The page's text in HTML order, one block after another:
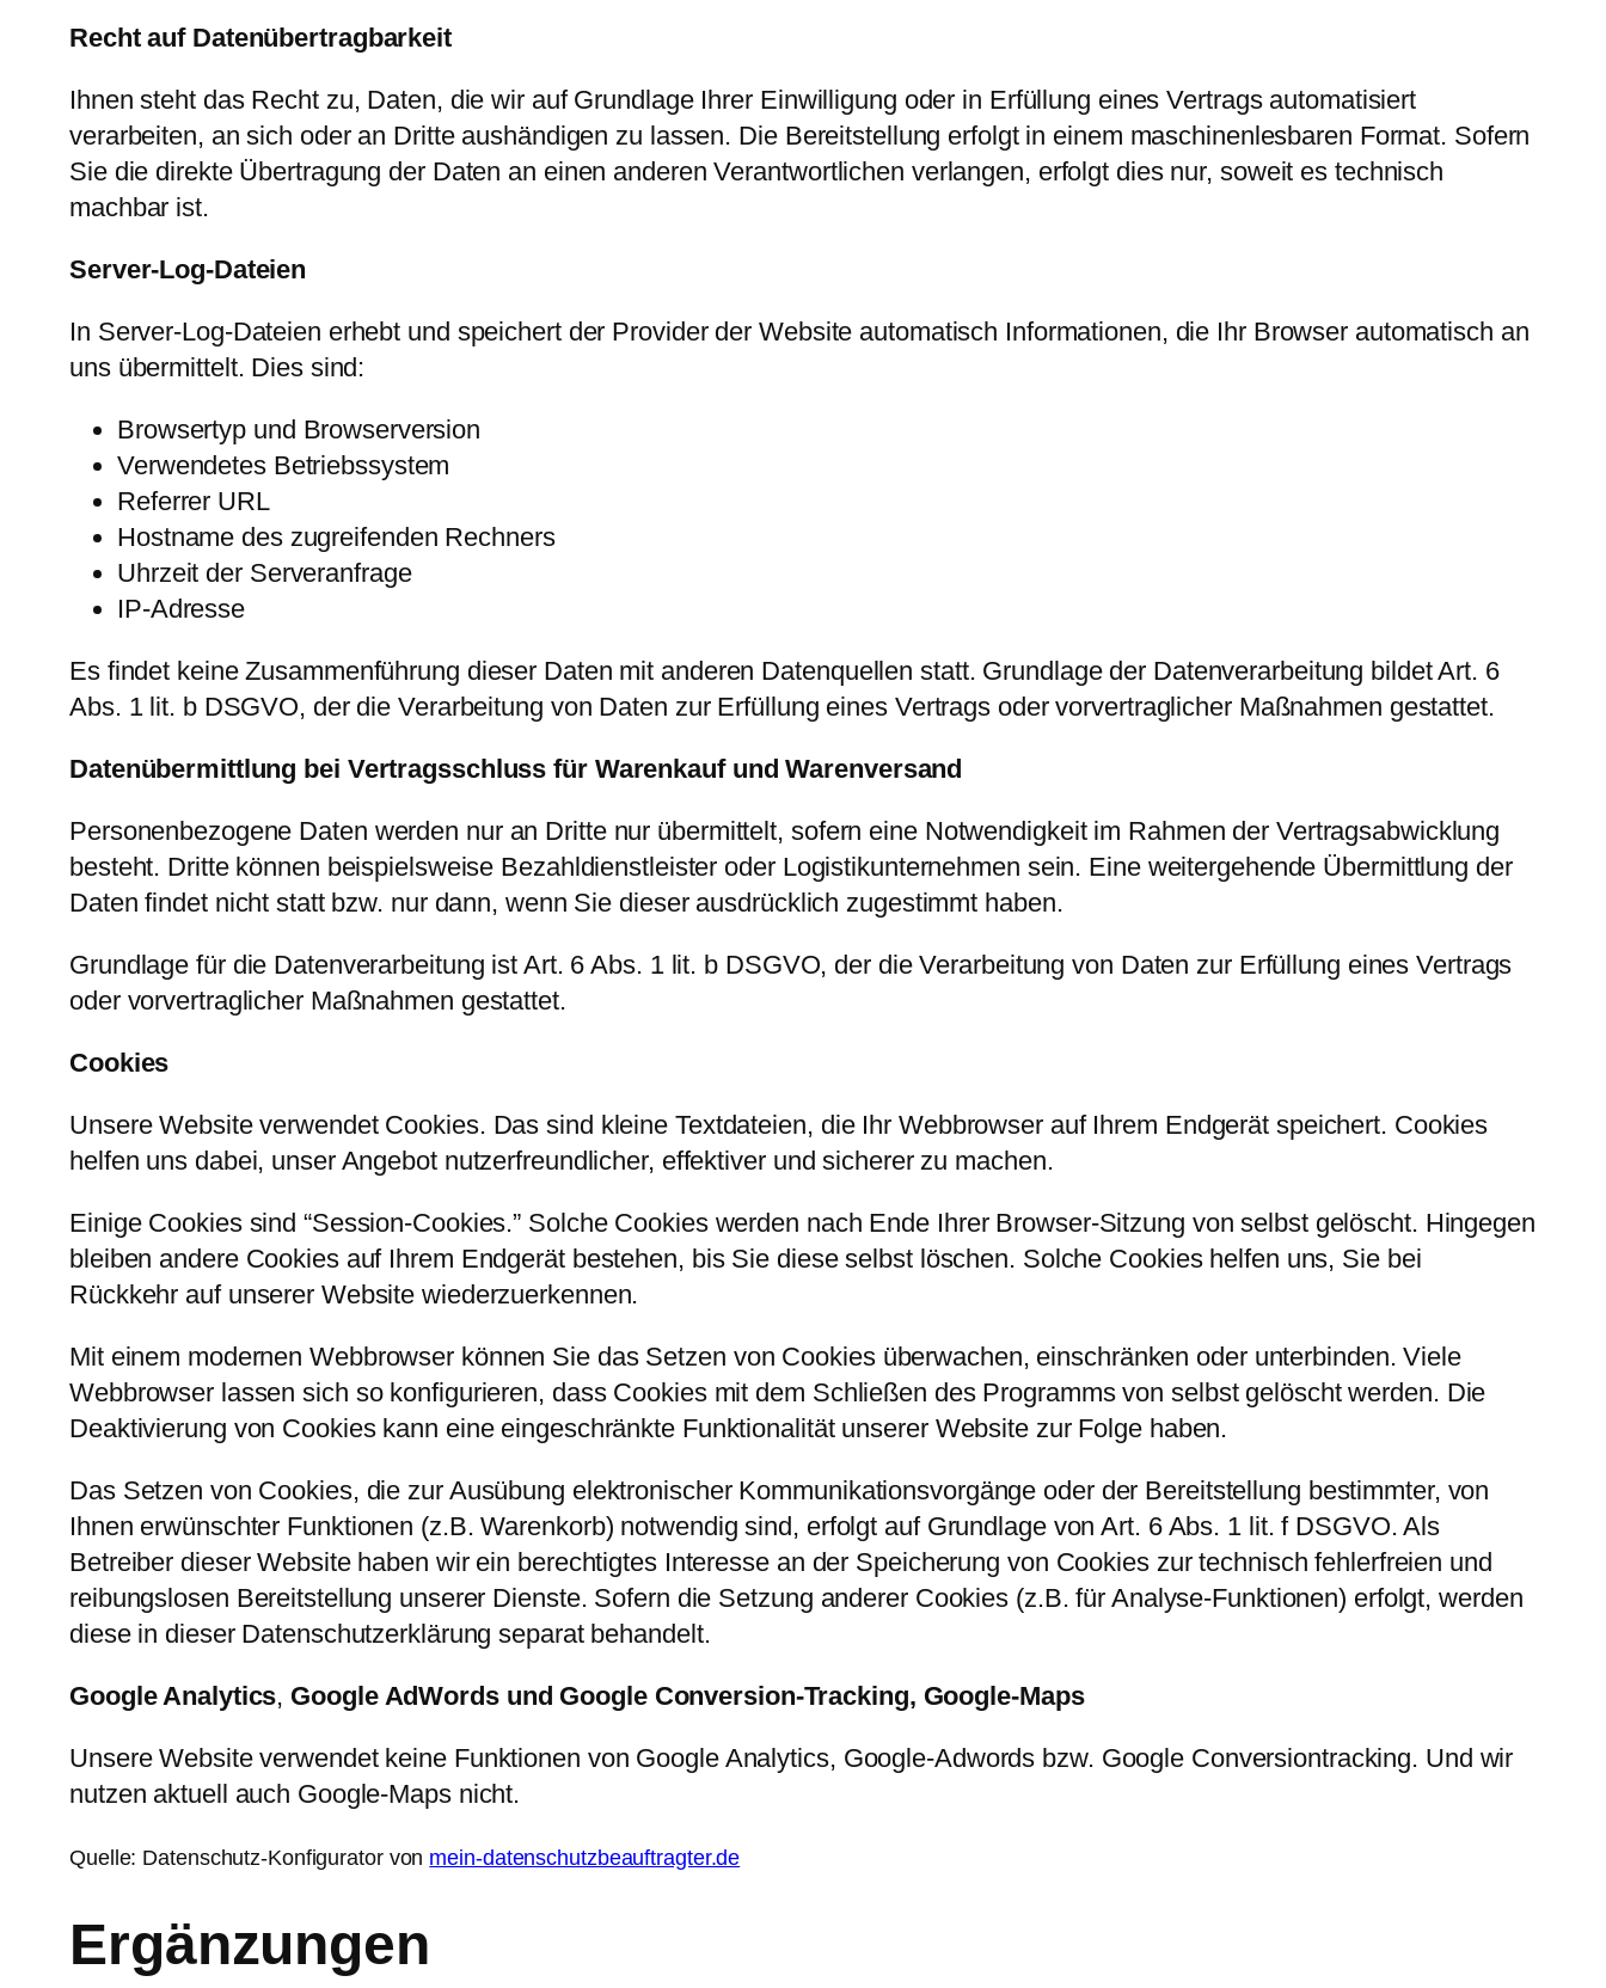
Recht auf Datenübertragbarkeit
Ihnen steht das Recht zu, Daten, die wir auf Grundlage Ihrer Einwilligung oder in Erfüllung eines Vertrags automatisiert
verarbeiten, an sich oder an Dritte aushändigen zu lassen. Die Bereitstellung erfolgt in einem maschinenlesbaren Format. Sofern
Sie die direkte Übertragung der Daten an einen anderen Verantwortlichen verlangen, erfolgt dies nur, soweit es technisch
machbar ist.
Server-Log-Dateien
In Server-Log-Dateien erhebt und speichert der Provider der Website automatisch Informationen, die Ihr Browser automatisch an
uns übermittelt. Dies sind:
Browsertyp und Browserversion
Verwendetes Betriebssystem
Referrer URL
Hostname des zugreifenden Rechners
Uhrzeit der Serveranfrage
IP-Adresse
Es findet keine Zusammenführung dieser Daten mit anderen Datenquellen statt. Grundlage der Datenverarbeitung bildet Art. 6
Abs. 1 lit. b DSGVO, der die Verarbeitung von Daten zur Erfüllung eines Vertrags oder vorvertraglicher Maßnahmen gestattet.
Datenübermittlung bei Vertragsschluss für Warenkauf und Warenversand
Personenbezogene Daten werden nur an Dritte nur übermittelt, sofern eine Notwendigkeit im Rahmen der Vertragsabwicklung
besteht. Dritte können beispielsweise Bezahldienstleister oder Logistikunternehmen sein. Eine weitergehende Übermittlung der
Daten findet nicht statt bzw. nur dann, wenn Sie dieser ausdrücklich zugestimmt haben.
Grundlage für die Datenverarbeitung ist Art. 6 Abs. 1 lit. b DSGVO, der die Verarbeitung von Daten zur Erfüllung eines Vertrags
oder vorvertraglicher Maßnahmen gestattet.
Cookies
Unsere Website verwendet Cookies. Das sind kleine Textdateien, die Ihr Webbrowser auf Ihrem Endgerät speichert. Cookies
helfen uns dabei, unser Angebot nutzerfreundlicher, effektiver und sicherer zu machen.
Einige Cookies sind “Session-Cookies.” Solche Cookies werden nach Ende Ihrer Browser-Sitzung von selbst gelöscht. Hingegen
bleiben andere Cookies auf Ihrem Endgerät bestehen, bis Sie diese selbst löschen. Solche Cookies helfen uns, Sie bei
Rückkehr auf unserer Website wiederzuerkennen.
Mit einem modernen Webbrowser können Sie das Setzen von Cookies überwachen, einschränken oder unterbinden. Viele
Webbrowser lassen sich so konfigurieren, dass Cookies mit dem Schließen des Programms von selbst gelöscht werden. Die
Deaktivierung von Cookies kann eine eingeschränkte Funktionalität unserer Website zur Folge haben.
Das Setzen von Cookies, die zur Ausübung elektronischer Kommunikationsvorgänge oder der Bereitstellung bestimmter, von
Ihnen erwünschter Funktionen (z.B. Warenkorb) notwendig sind, erfolgt auf Grundlage von Art. 6 Abs. 1 lit. f DSGVO. Als
Betreiber dieser Website haben wir ein berechtigtes Interesse an der Speicherung von Cookies zur technisch fehlerfreien und
reibungslosen Bereitstellung unserer Dienste. Sofern die Setzung anderer Cookies (z.B. für Analyse-Funktionen) erfolgt, werden
diese in dieser Datenschutzerklärung separat behandelt.
Google Analytics, Google AdWords und Google Conversion-Tracking, Google-Maps
Unsere Website verwendet keine Funktionen von Google Analytics, Google-Adwords bzw. Google Conversiontracking. Und wir
nutzen aktuell auch Google-Maps nicht.
Quelle: Datenschutz-Konfigurator von mein-datenschutzbeauftragter.de
Ergänzungen